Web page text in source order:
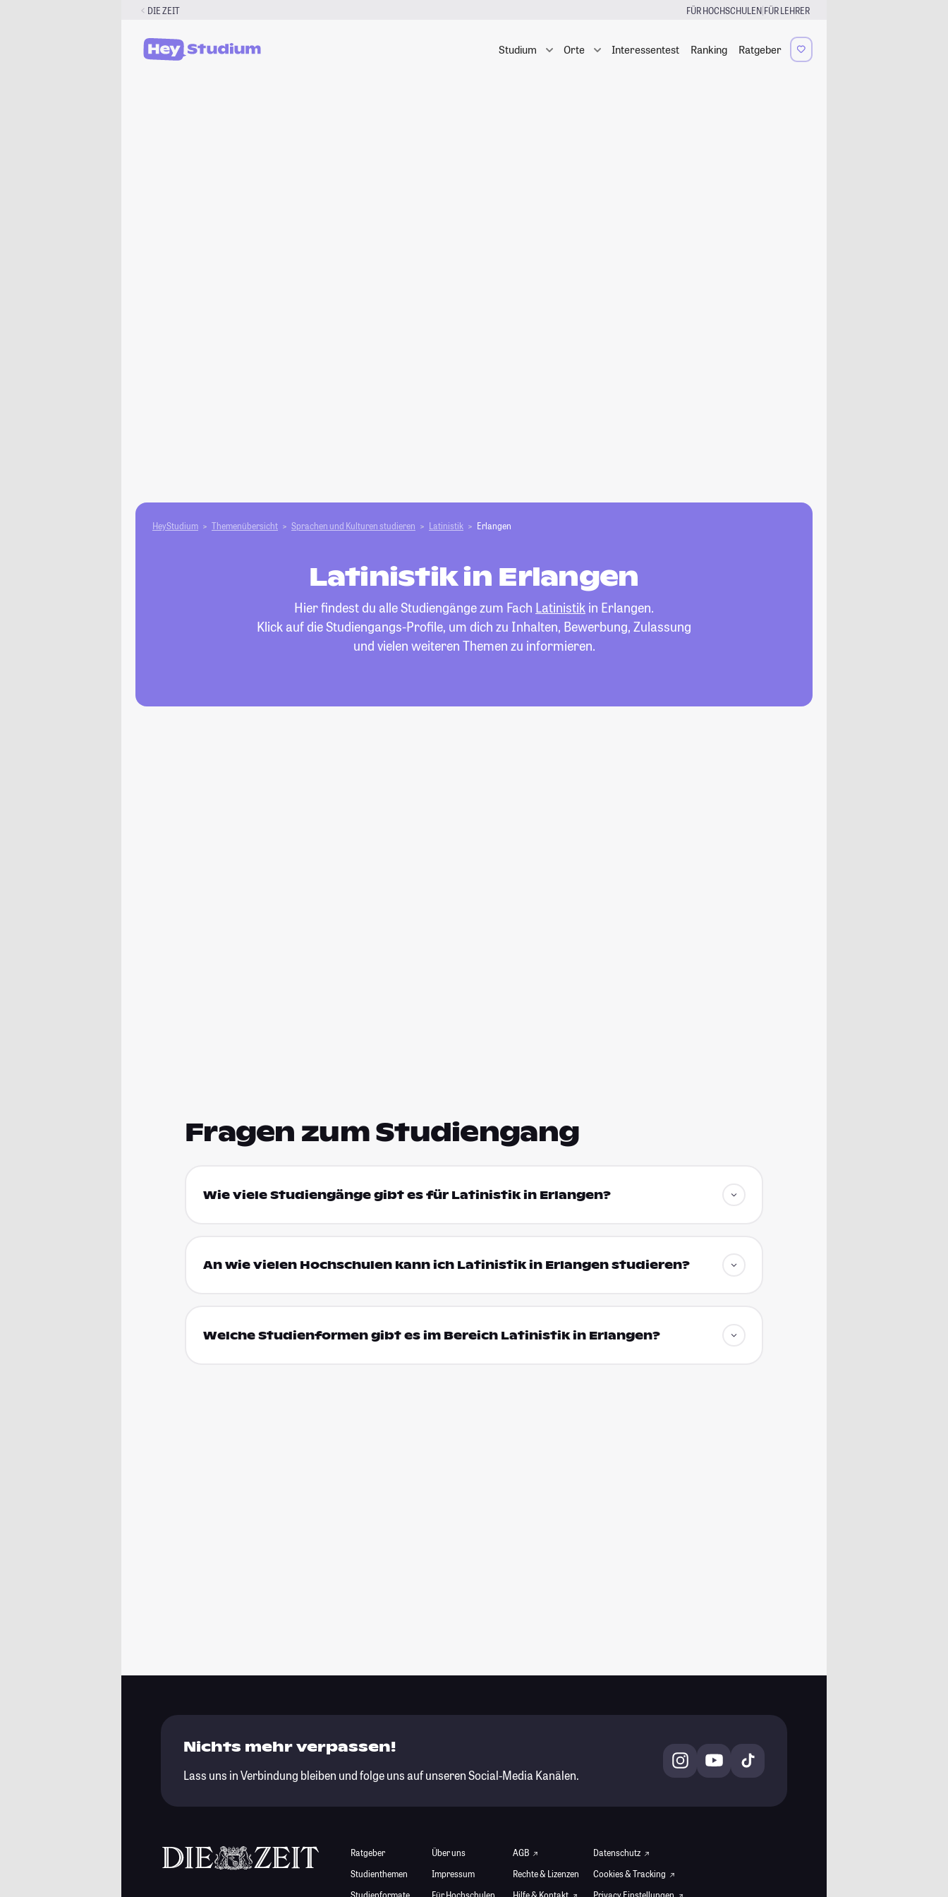
DIE ZEIT FÜR HOCHSCHULEN|FÜR LEHRER
Studium Orte Interessentest Ranking Ratgeber
HeyStudium Themenübersicht Sprachen und Kulturen studieren Latinistik Erlangen
Latinistik in Erlangen
Hier findest du alle Studiengänge zum Fach Latinistik in Erlangen.
Klick auf die Studiengangs-Profile, um dich zu Inhalten, Bewerbung, Zulassung
und vielen weiteren Themen zu informieren.
Fragen zum Studiengang
Wie viele Studiengänge gibt es für Latinistik in Erlangen?
An wie vielen Hochschulen kann ich Latinistik in Erlangen studieren?
Welche Studienformen gibt es im Bereich Latinistik in Erlangen?
Nichts mehr verpassen!
Lass uns in Verbindung bleiben und folge uns auf unseren Social-Media Kanälen.
Ratgeber
Studienthemen
Studienformate
Über uns
Impressum
Für Hochschulen
AGB
Rechte & Lizenzen
Hilfe & Kontakt
Datenschutz
Cookies & Tracking
Privacy Einstellungen